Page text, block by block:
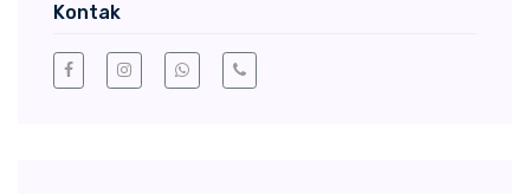
Kontak